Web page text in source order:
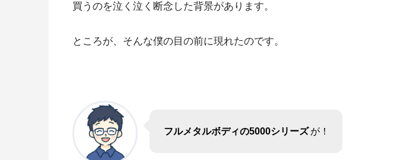
買うのを泣く泣く断念した背景があります。
ところが、そんな僕の目の前に現れたのです。
フルメタルボディの5000シリーズが！